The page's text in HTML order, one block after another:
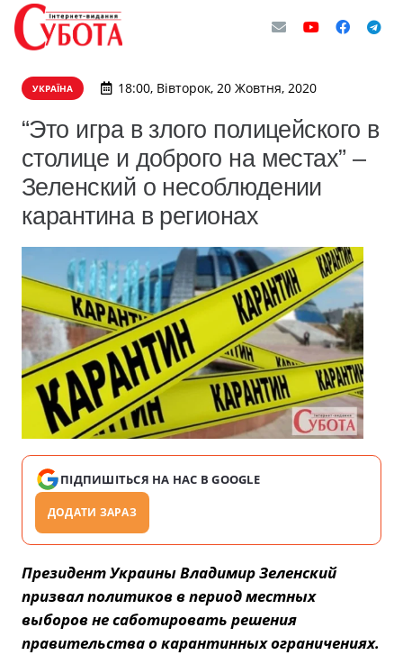
УКРАЇНА 18:00, Вівторок, 20 Жовтня, 2020
“Это игра в злого полицейского в
столице и доброго на местах” –
Зеленский о несоблюдении
карантина в регионах
ПІДПИШІТЬСЯ НА НАС В GOOGLE
ДОДАТИ ЗАРАЗ
Президент Украины Владимир Зеленский
призвал политиков в период местных
выборов не саботировать решения
правительства о карантинных ограничениях.